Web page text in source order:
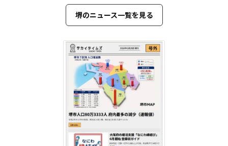
堺のニュース一覧を見る